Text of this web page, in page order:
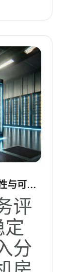
与可扩
评
分